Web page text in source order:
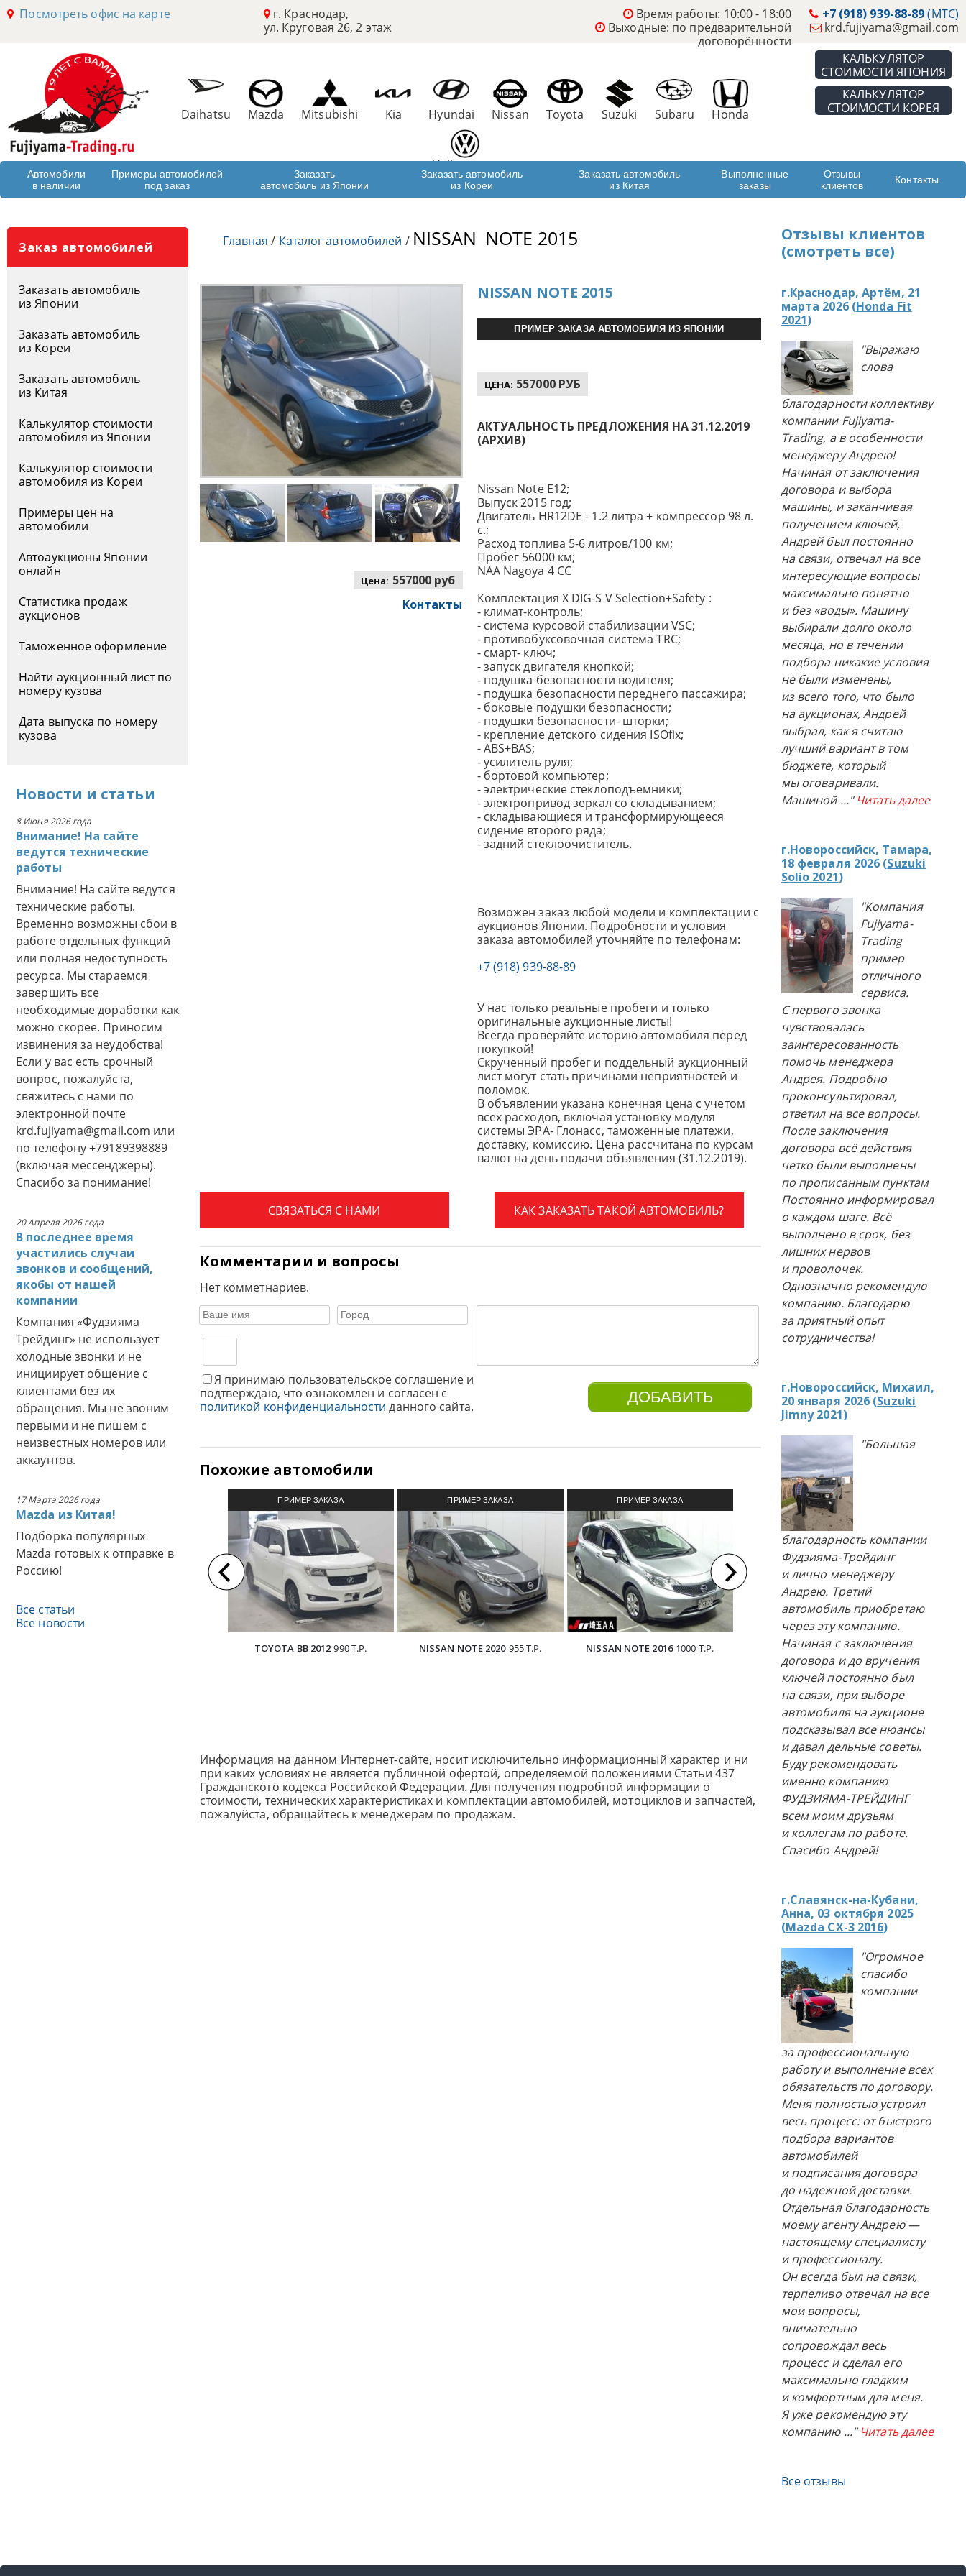
Посмотреть офис на карте
г. Краснодар,
ул. Круговая 26, 2 этаж
+7 (918) 939-88-89(МТС)
krd.fujiyama@gmail.com
Время работы: 10:00 - 18:00
Выходные: по предварительной
договорённости
КАЛЬКУЛЯТОР
СТОИМОСТИ ЯПОНИЯ
КАЛЬКУЛЯТОР
СТОИМОСТИ КОРЕЯ
Daihatsu Mazda Mitsubishi Kia Hyundai Nissan Toyota Suzuki Subaru Honda
Volkswagen
Автомобили
в наличии
Примеры автомобилей
под заказ
Заказать
автомобиль из Японии
Заказать автомобиль
из Кореи
Заказать автомобиль
из Китая
Выполненные
заказы
Отзывы
клиентов
Контакты
Заказ автомобилей
Заказать автомобиль
из Японии
Заказать автомобиль
из Кореи
Заказать автомобиль
из Китая
Калькулятор стоимости
автомобиля из Японии
Калькулятор стоимости
автомобиля из Кореи
Примеры цен на
автомобили
Автоаукционы Японии
онлайн
Статистика продаж
аукционов
Таможенное оформление
Найти аукционный лист по
номеру кузова
Дата выпуска по номеру
кузова
Новости и статьи
8 Июня 2026 года
Внимание! На сайте
ведутся технические
работы
Внимание! На сайте ведутся
технические работы.
Временно возможны сбои в
работе отдельных функций
или полная недоступность
ресурса. Мы стараемся
завершить все
необходимые доработки как
можно скорее. Приносим
извинения за неудобства!
Если у вас есть срочный
вопрос, пожалуйста,
свяжитесь с нами по
электронной почте
krd.fujiyama@gmail.com или
по телефону +79189398889
(включая мессенджеры).
Спасибо за понимание!
20 Апреля 2026 года
В последнее время
участились случаи
звонков и сообщений,
якобы от нашей
компании
Компания «Фудзияма
Трейдинг» не использует
холодные звонки и не
инициирует общение с
клиентами без их
обращения. Мы не звоним
первыми и не пишем с
неизвестных номеров или
аккаунтов.
17 Марта 2026 года
Mazda из Китая!
Подборка популярных
Mazda готовых к отправке в
Россию!
Все статьи
Все новости
Главная / Каталог автомобилей / NISSAN NOTE 2015
Цена: 557000 руб
Контакты
NISSAN NOTE 2015
ПРИМЕР ЗАКАЗА АВТОМОБИЛЯ ИЗ ЯПОНИИ
ЦЕНА: 557000 РУБ
АКТУАЛЬНОСТЬ ПРЕДЛОЖЕНИЯ НА 31.12.2019
(АРХИВ)
Nissan Note E12;
Выпуск 2015 год;
Двигатель HR12DE - 1.2 литра + компрессор 98 л.
с.;
Расход топлива 5-6 литров/100 км;
Пробег 56000 км;
NAA Nagoya 4 CC
Комплектация X DIG-S V Selection+Safety :
- климат-контроль;
- система курсовой стабилизации VSC;
- противобуксовочная система TRC;
- смарт- ключ;
- запуск двигателя кнопкой;
- подушка безопасности водителя;
- подушка безопасности переднего пассажира;
- боковые подушки безопасности;
- подушки безопасности- шторки;
- крепление детского сидения ISOfix;
- ABS+BAS;
- усилитель руля;
- бортовой компьютер;
- электрические стеклоподъемники;
- электропривод зеркал со складыванием;
- складывающиеся и трансформирующееся
сидение второго ряда;
- задний стеклоочиститель.
Возможен заказ любой модели и комплектации с
аукционов Японии. Подробности и условия
заказа автомобилей уточняйте по телефонам:
+7 (918) 939-88-89
У нас только реальные пробеги и только
оригинальные аукционные листы!
Всегда проверяйте историю автомобиля перед
покупкой!
Скрученный пробег и поддельный аукционный
лист могут стать причинами неприятностей и
поломок.
В объявлении указана конечная цена с учетом
всех расходов, включая установку модуля
системы ЭРА- Глонасс, таможенные платежи,
доставку, комиссию. Цена рассчитана по курсам
валют на день подачи объявления (31.12.2019).
КАК ЗАКАЗАТЬ ТАКОЙ АВТОМОБИЛЬ?
СВЯЗАТЬСЯ С НАМИ
Комментарии и вопросы
Нет комметнариев.
Я принимаю пользовательское соглашение и
подтверждаю, что ознакомлен и согласен с
политикой конфиденциальности данного сайта.
Похожие автомобили
ПРИМЕР ЗАКАЗА
АВТОМОБИЛЯ ИЗ ЯПОНИИ
TOYOTA BB 2012 990 Т.Р.
ПРИМЕР ЗАКАЗА
АВТОМОБИЛЯ ИЗ ЯПОНИИ
NISSAN NOTE 2020 955 Т.Р.
ПРИМЕР ЗАКАЗА
АВТОМОБИЛЯ ИЗ ЯПОНИИ
NISSAN NOTE 2016 1000 Т.Р.
ПРИМЕР ЗАКАЗА
АВТОМОБИЛЯ ИЗ ЯПОНИИ
HONDA FREED 2019 1477 Т.Р.
Информация на данном Интернет-сайте, носит исключительно информационный характер и ни
при каких условиях не является публичной офертой, определяемой положениями Статьи 437
Гражданского кодекса Российской Федерации. Для получения подробной информации о
стоимости, технических характеристиках и комплектации автомобилей, мотоциклов и запчастей,
пожалуйста, обращайтесь к менеджерам по продажам.
Отзывы клиентов
(смотреть все)
г.Краснодар, Артём, 21
марта 2026 (Honda Fit
2021)
"Выражаю
слова
благодарности коллективу
компании Fujiyama-
Trading, а в особенности
менеджеру Андрею!
Начиная от заключения
договора и выбора
машины, и заканчивая
получением ключей,
Андрей был постоянно
на связи, отвечал на все
интересующие вопросы
максимально понятно
и без «воды». Машину
выбирали долго около
месяца, но в течении
подбора никакие условия
не были изменены,
из всего того, что было
на аукционах, Андрей
выбрал, как я считаю
лучший вариант в том
бюджете, который
мы оговаривали.
Машиной ..." Читать далее
г.Новороссийск, Тамара,
18 февраля 2026 (Suzuki
Solio 2021)
"Компания
Fujiyama-
Trading
пример
отличного
сервиса.
С первого звонка
чувствовалась
заинтересованность
помочь менеджера
Андрея. Подробно
проконсультировал,
ответил на все вопросы.
После заключения
договора всё действия
четко были выполнены
по прописанным пунктам
Постоянно информировал
о каждом шаге. Всё
выполнено в срок, без
лишних нервов
и проволочек.
Однозначно рекомендую
компанию. Благодарю
за приятный опыт
сотрудничества!
г.Новороссийск, Михаил,
20 января 2026 (Suzuki
Jimny 2021)
"Большая
благодарность компании
Фудзияма-Трейдинг
и лично менеджеру
Андрею. Третий
автомобиль приобретаю
через эту компанию.
Начиная с заключения
договора и до вручения
ключей постоянно был
на связи, при выборе
автомобиля на аукционе
подсказывал все нюансы
и давал дельные советы.
Буду рекомендовать
именно компанию
ФУДЗИЯМА-ТРЕЙДИНГ
всем моим друзьям
и коллегам по работе.
Спасибо Андрей!
г.Славянск-на-Кубани,
Анна, 03 октября 2025
(Mazda CX-3 2016)
"Огромное
спасибо
компании
за профессиональную
работу и выполнение всех
обязательств по договору.
Меня полностью устроил
весь процесс: от быстрого
подбора вариантов
автомобилей
и подписания договора
до надежной доставки.
Отдельная благодарность
моему агенту Андрею —
настоящему специалисту
и профессионалу.
Он всегда был на связи,
терпеливо отвечал на все
мои вопросы,
внимательно
сопровождал весь
процесс и сделал его
максимально гладким
и комфортным для меня.
Я уже рекомендую эту
компанию ..." Читать далее
Все отзывы